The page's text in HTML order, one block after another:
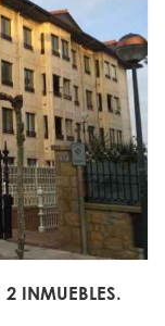
INMUEBLES.